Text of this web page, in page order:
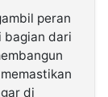
peran
bagian dari
di